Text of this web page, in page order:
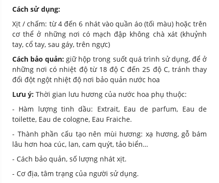
Cách sử dụng:
Xịt / chấm: từ 4 đến 6 nhát vào quần áo (tối màu) hoặc trên
cơ thể ở những nơi có mạch đập không chà xát (khuỷnh
tay, cổ tay, sau gáy, trên ngực)
Cách bảo quản: giữ hộp trong suốt quá trình sử dụng, để ở
những nơi có nhiệt độ từ 18 độ C đến 25 độ C, tránh thay
đổi đột ngột nhiệt độ nơi bảo quản nước hoa
Lưu ý: Thời gian lưu hương của nước hoa phụ thuộc:
- Hàm lượng tinh dầu: Extrait, Eau de parfum, Eau de
toilette, Eau de cologne, Eau Fraiche.
- Thành phần cấu tạo nên mùi hương: xạ hương, gỗ bám
lâu hơn hoa cúc, lan, cam quýt, tảo biển…
- Cách bảo quản, số lượng nhát xịt.
- Cơ địa, tâm trạng của người sử dụng.